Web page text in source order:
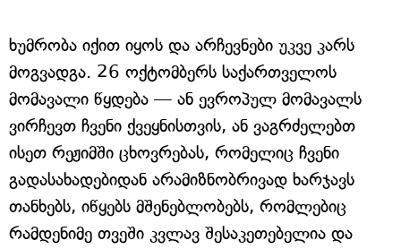
ხუმრობა იქით იყოს და არჩევნები უკვე კარს
მოგვადგა. 26 ოქტომბერს საქართველოს
მომავალი წყდება — ან ევროპულ მომავალს
ვირჩევთ ჩვენი ქვეყნისთვის, ან ვაგრძელებთ
ისეთ რეჟიმში ცხოვრებას, რომელიც ჩვენი
გადასახადებიდან არამიზნობრივად ხარჯავს
თანხებს, იწყებს მშენებლობებს, რომლებიც
რამდენიმე თვეში კვლავ შესაკეთებელია და